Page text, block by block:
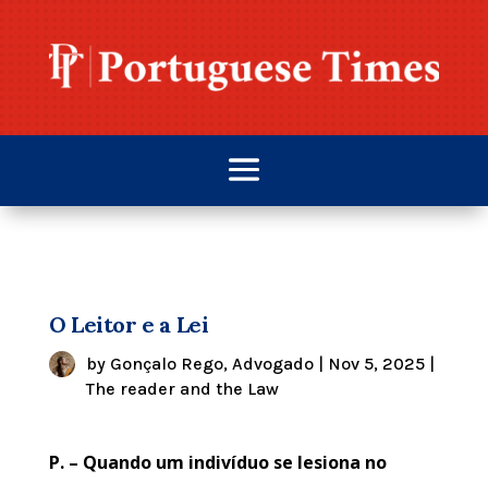
O Leitor e a Lei
by Gonçalo Rego, Advogado| Nov 5, 2025|
The reader and the Law
P. – Quando um indivíduo se lesiona no